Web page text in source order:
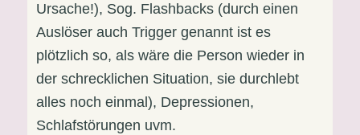
Ursache!), Sog. Flashbacks (durch einen
Auslöser auch Trigger genannt ist es
plötzlich so, als wäre die Person wieder in
der schrecklichen Situation, sie durchlebt
alles noch einmal), Depressionen,
Schlafstörungen uvm.